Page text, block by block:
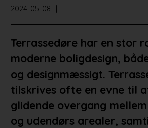
2024-05-08
Terrassedøre har en stor
moderne boligdesign,
og designmæssigt.
tilskrives ofte en evne til
glidende overgang
og udendørs arealer,